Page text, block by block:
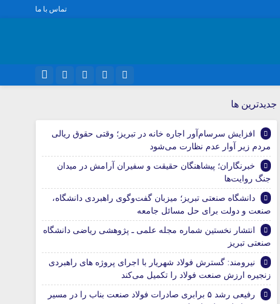
تماس با ما
سروش
آپارات
واتساپ
رمز عبور
مرا به خاطر بسپار
اقتصاد
سیاسی
فرهنگ
جديدترين ها
افزایش سرسام‌آور اجاره خانه در تبریز؛ وقتی حقوق ریالی
مردم زیر آوار عدم نظارت می‌شود
خبرنگاران؛ پیشاهنگان حقیقت و سفیران آرامش در میدان
جنگ روایت‌ها
دانشگاه صنعتی تبریز؛ میزبان گفت‌وگوی راهبردی دانشگاه،
صنعت و دولت برای حل مسائل جامعه
انتشار نخستین شماره مجله علمی ـ پژوهشی ریاضی دانشگاه
صنعتی تبریز
نیرومند: گسترش فولاد شهریار با اجرای پروژه های راهبردی
زنجیره ارزش صنعت فولاد را تکمیل می‌کند
رفیعی رشد ۵ برابری صادرات فولاد صنعت بناب را در مسیر